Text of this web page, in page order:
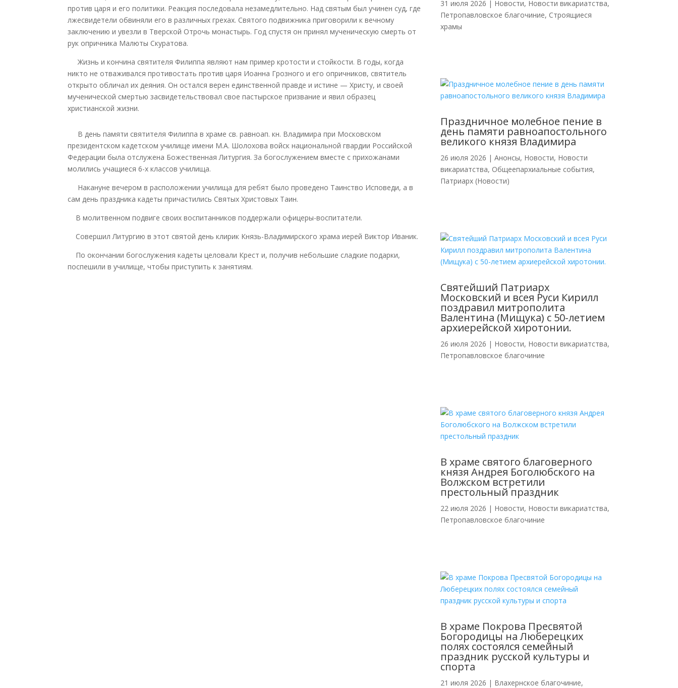
против царя и его политики. Реакция последовала незамедлительно. Над святым был учинен суд, где
лжесвидетели обвиняли его в различных грехах. Святого подвижника приговорили к вечному
заключению и увезли в Тверской Отрочь монастырь. Год спустя он принял мученическую смерть от
рук опричника Малюты Скуратова.
Жизнь и кончина святителя Филиппа являют нам пример кротости и стойкости. В годы, когда
никто не отваживался противостать против царя Иоанна Грозного и его опричников, святитель
открыто обличал их деяния. Он остался верен единственной правде и истине — Христу, и своей
мученической смертью засвидетельствовал свое пастырское призвание и явил образец
христианской жизни.
В день памяти святителя Филиппа в храме св. равноап. кн. Владимира при Московском
президентском кадетском училище имени М.А. Шолохова войск национальной гвардии Российской
Федерации была отслужена Божественная Литургия. За богослужением вместе с прихожанами
молились учащиеся 6-х классов училища.
Накануне вечером в расположении училища для ребят было проведено Таинство Исповеди, а в
сам день праздника кадеты причастились Святых Христовых Таин.
В молитвенном подвиге своих воспитанников поддержали офицеры-воспитатели.
Совершил Литургию в этот святой день клирик Князь-Владимирского храма иерей Виктор Иваник.
По окончании богослужения кадеты целовали Крест и, получив небольшие сладкие подарки,
поспешили в училище, чтобы приступить к занятиям.
31 июля 2026 | Новости, Новости викариатства,
Петропавловское благочиние, Строящиеся
храмы
Праздничное молебное пение в
день памяти равноапостольного
великого князя Владимира
26 июля 2026 | Анонсы, Новости, Новости
викариатства, Общеепархиальные события,
Патриарх (Новости)
Святейший Патриарх
Московский и всея Руси Кирилл
поздравил митрополита
Валентина (Мищука) с 50-летием
архиерейской хиротонии.
26 июля 2026 | Новости, Новости викариатства,
Петропавловское благочиние
В храме святого благоверного
князя Андрея Боголюбского на
Волжском встретили
престольный праздник
22 июля 2026 | Новости, Новости викариатства,
Петропавловское благочиние
В храме Покрова Пресвятой
Богородицы на Люберецких
полях состоялся семейный
праздник русской культуры и
спорта
21 июля 2026 | Влахернское благочиние,